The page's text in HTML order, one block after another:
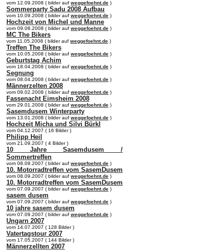
vom 12.09.2008 ( bilder auf weggefoehnt.de )
Sommerparty Sadu 2008 Aufbau
vom 10.09.2008 ( bilder auf weggefoehnt.de )
Hochzeit von Michel und Manne
vom 09.08.2008 ( bilder auf weggefoehnt.de )
MC The Bikers
vom 11.05.2008 ( bilder auf weggefoehnt.de )
Treffen The Bikers
vom 10.05.2008 ( bilder auf weggefoehnt.de )
Geburtstag Achim
vom 18.04.2008 ( bilder auf weggefoehnt.de )
Segnung
vom 08.04.2008 ( bilder auf weggefoehnt.de )
Männerzelten 2008
vom 09.02.2008 ( bilder auf weggefoehnt.de )
Fassenacht Eimsheim 2008
vom 29.01.2008 ( bilder auf weggefoehnt.de )
Sasemdusem Winterparty
vom 13.01.2008 ( bilder auf weggefoehnt.de )
Hochzeit Micha und Silvi Bürkl
vom 04.12.2007 ( 16 Bilder )
Philipp Heil
vom 21.09.2007 ( 4 Bilder )
10 Jahre Sasemdusem /
Sommertreffen
vom 08.09.2007 ( bilder auf weggefoehnt.de )
10. Motorradtreffen vom SasemDusem
vom 08.09.2007 ( bilder auf weggefoehnt.de )
10. Motorradtreffen vom SasemDusem
vom 07.09.2007 ( bilder auf weggefoehnt.de )
sasem dusem
vom 07.09.2007 ( bilder auf weggefoehnt.de )
10 jahre sasem dusem
vom 07.09.2007 ( bilder auf weggefoehnt.de )
Ungarn 2007
vom 14.07.2007 ( 128 Bilder )
Vatertagstour 2007
vom 17.05.2007 ( 144 Bilder )
Männerzellten 2007